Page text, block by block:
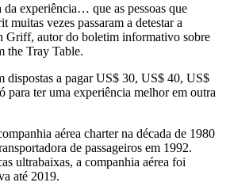
da experiência… que as pessoas que
muitas vezes passaram a detestar a
Griff, autor do boletim informativo sobre
the Tray Table.
dispostas a pagar US$ 30, US$ 40, US$
para ter uma experiência melhor em outra
aérea charter na década de 1980
de passageiros em 1992.
ultrabaixas, a companhia aérea foi
até 2019.